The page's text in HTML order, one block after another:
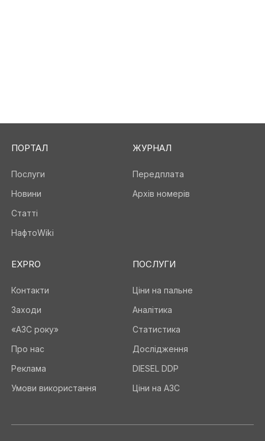
ПОРТАЛ
Послуги
Новини
Статті
НафтоWiki
ЖУРНАЛ
Передплата
Архів номерів
EXPRO
Контакти
Заходи
«АЗС року»
Про нас
Реклама
Умови використання
ПОСЛУГИ
Ціни на пальне
Аналітика
Статистика
Дослідження
DIESEL DDP
Ціни на АЗС